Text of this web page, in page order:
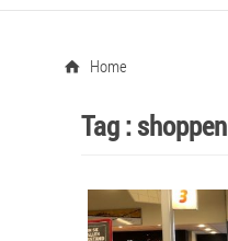
Home
Tag :shoppen